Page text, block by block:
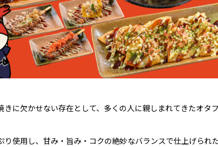
きに欠かせない存在として、多くの人に親しまれてきたオタフ
り使用し、甘み・旨み・コクの絶妙なバランスで仕上げられ